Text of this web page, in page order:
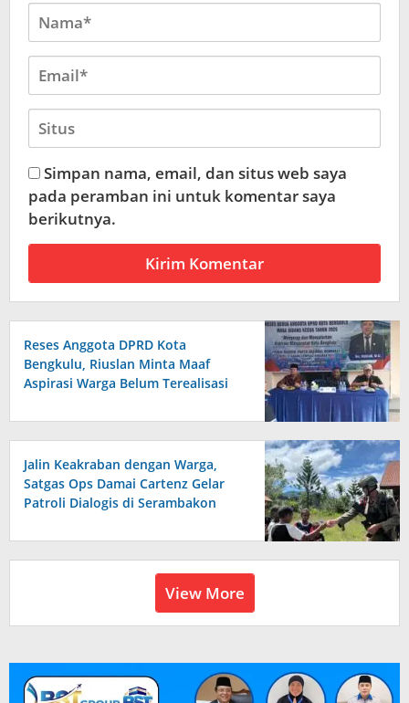
Simpan nama, email, dan situs web saya
pada peramban ini untuk komentar saya
berikutnya.
Reses Anggota DPRD Kota
Bengkulu, Riuslan Minta Maaf
Aspirasi Warga Belum Terealisasi
Jalin Keakraban dengan Warga,
Satgas Ops Damai Cartenz Gelar
Patroli Dialogis di Serambakon
View More